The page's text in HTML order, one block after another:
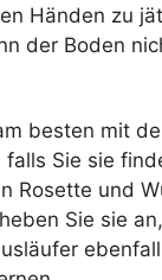
Händen zu
der Boden
besten mit
Sie sie
Rosette und
Sie sie